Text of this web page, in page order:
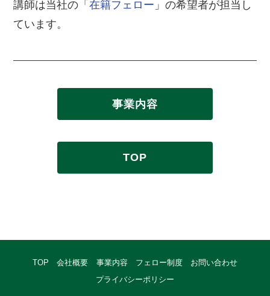
講師は当社の「在籍フェロー 」の希望者が担当し
ています。
事業内容
TOP
TOP 会社概要 事業内容 フェロー制度
お問い合わせ
プライバシーポリシー